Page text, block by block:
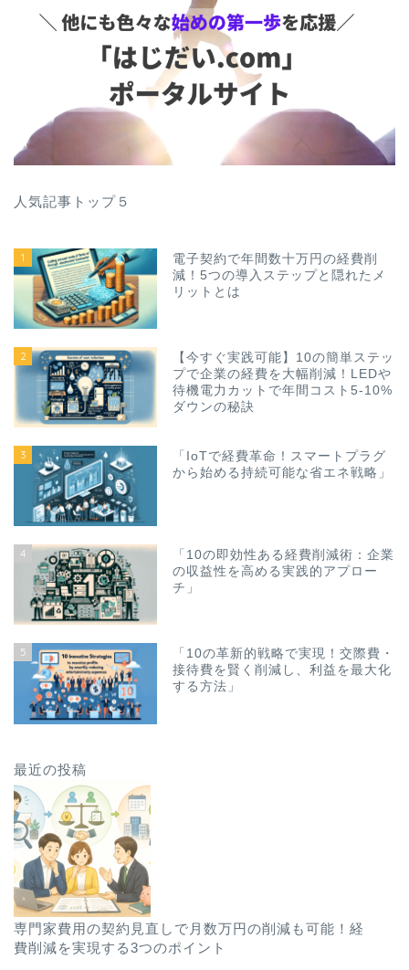
人気記事トップ５
1
電子契約で年間数十万円の経費削
減！5つの導入ステップと隠れたメ
リットとは
2
【今すぐ実践可能】10の簡単ステッ
プで企業の経費を大幅削減！LEDや
待機電力カットで年間コスト5-10%
ダウンの秘訣
3
「IoTで経費革命！スマートプラグ
から始める持続可能な省エネ戦略」
4
「10の即効性ある経費削減術：企業
の収益性を高める実践的アプロー
チ」
5
「10の革新的戦略で実現！交際費・
接待費を賢く削減し、利益を最大化
する方法」
最近の投稿
専門家費用の契約見直しで月数万円の削減も可能！経
費削減を実現する3つのポイント